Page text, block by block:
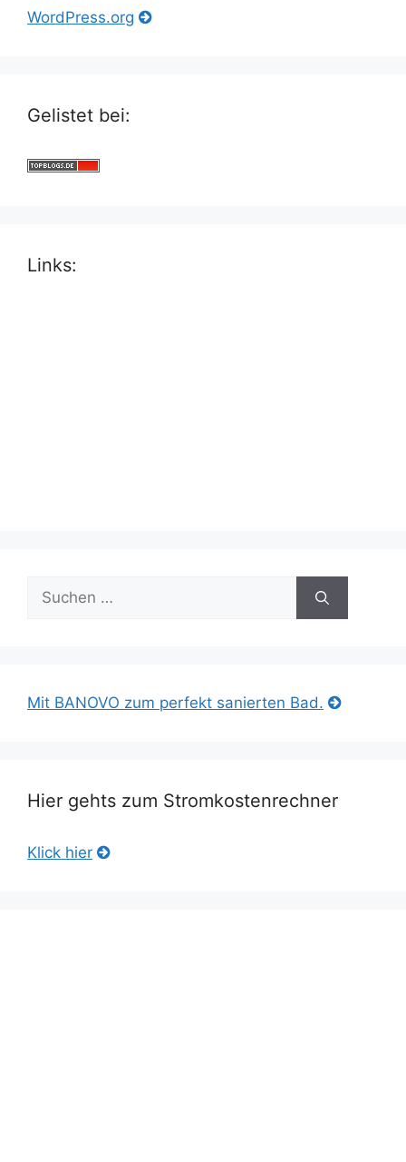
WordPress.org
Gelistet bei:
Links:
Suche
nach:
Mit BANOVO zum perfekt sanierten Bad.
Hier gehts zum Stromkostenrechner
Klick hier